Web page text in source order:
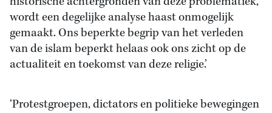
wordt een degelijke analyse haast onmogelijk
gemaakt. Ons beperkte begrip van het verleden
van de islam beperkt helaas ook ons zicht op de
actualiteit en toekomst van deze religie.’
‘Protestgroepen, dictators en politieke bewegingen